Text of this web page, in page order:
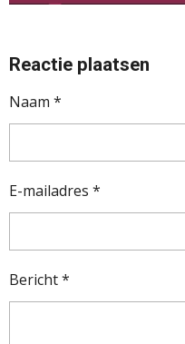
Reactie plaatsen
Naam *
E-mailadres *
Bericht *